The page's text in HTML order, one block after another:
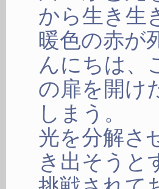
から生き生
暖色の赤が
んにちは、
の扉を開け
しまう。
光を分解さ
き出そうと